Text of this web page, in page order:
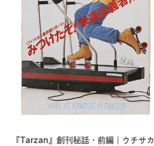
『Tarzan』創刊秘話・前編｜ウチサカ